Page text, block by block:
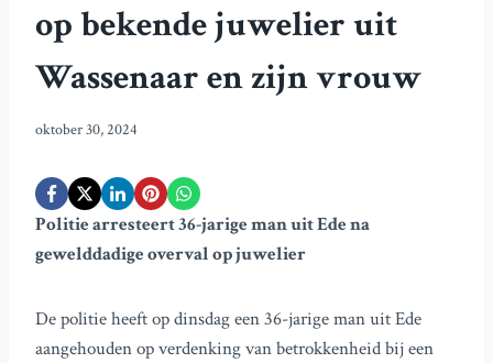
op bekende juwelier uit
Wassenaar en zijn vrouw
oktober 30, 2024
Politie arresteert 36-jarige man uit Ede na
gewelddadige overval op juwelier
De politie heeft op dinsdag een 36-jarige man uit Ede
aangehouden op verdenking van betrokkenheid bij een